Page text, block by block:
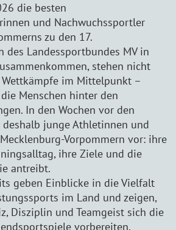
die besten
und Nachwuchssportler
zu den 17.
des Landessportbundes MV in
stehen nicht
im Mittelpunkt –
Menschen hinter den
In den Wochen vor den
junge Athletinnen und
Vorpommern vor: ihre
ihre Ziele und die
antreibt.
geben Einblicke in die Vielfalt
im Land und zeigen,
Disziplin und Teamgeist sich die
vorbereiten.